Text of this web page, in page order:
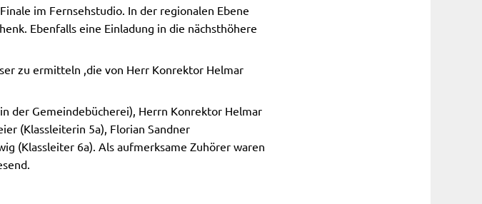
im Fernsehstudio. In der regionalen Ebene
Ebenfalls eine Einladung in die nächsthöhere
zu ermitteln ,die von Herr Konrektor Helmar
der Gemeindebücherei), Herrn Konrektor Helmar
(Klassleiterin 5a), Florian Sandner
(Klassleiter 6a). Als aufmerksame Zuhörer waren